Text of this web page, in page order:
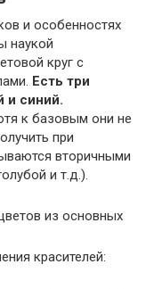
и особенностях
наукой
круг с
Есть три
и синий.
к базовым они не
при
вторичными
и т.д.).
красителей: